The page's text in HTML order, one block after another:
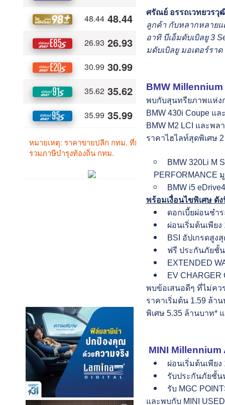
ศรัณย์ อรรถเวทยวรวุ
ลูกค้า กับหลากหลายแ
อาทิ บีเอ็มดับเบิลยู 3
มดับเบิลยู มอเตอร์ราด
BMW Millennium
พบกับสุนทรียภาพแห่ง
BMW 430i Coupe แ
BMW M2 LCI และพ
ราคาไฮไลท์สุดพิเศษ
BMW 320Li M
PERFORMANCE
BMW i5
พร้อมเงื่อนไขพิเศษ ดัง
ดอกเบี้ยผ่อนชำ
ผ่อนเริ่มต้นเพีย
BSI อัปเกรดสูง
ฟรี ประกันภัยชั้
EXTENDED
EV
พบข้อเสนอดีๆ ที่ไม่คว
ราคาเริ่มต้น 1.59 ล้า
พิเศษ 5.35 ล้านบาท*
MINI Millennium
ผ่อนเริ่มต้นเพีย
รับประกันภัยชั้น
รับ MGC
และพบกับ MINI